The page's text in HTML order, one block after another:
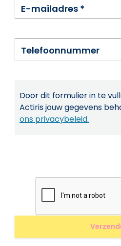
E-mailadres *
Telefoonnummer
Door dit formulier in te
Actiris jouw gegevens
ons privacybeleid.